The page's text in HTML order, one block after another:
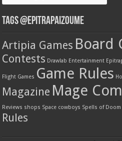
Tags @Epitrapaizoume
Artipia Games Board
Contests Drawlab Entertainment
Flight Games Game Rules
Magazine Mage
Reviews shops Space cowboys Spells of Doom
Rules